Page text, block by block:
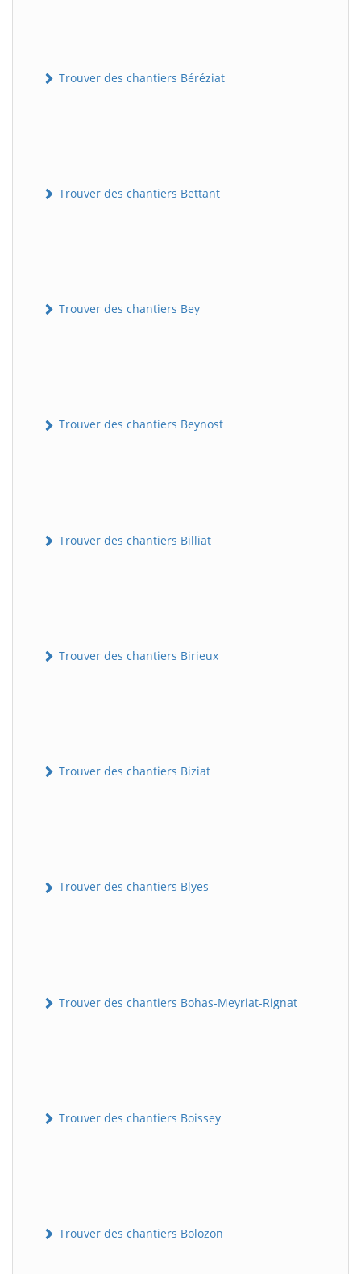
Trouver des chantiers Béréziat
Trouver des chantiers Bettant
Trouver des chantiers Bey
Trouver des chantiers Beynost
Trouver des chantiers Billiat
Trouver des chantiers Birieux
Trouver des chantiers Biziat
Trouver des chantiers Blyes
Trouver des chantiers Bohas-Meyriat-Rignat
Trouver des chantiers Boissey
Trouver des chantiers Bolozon